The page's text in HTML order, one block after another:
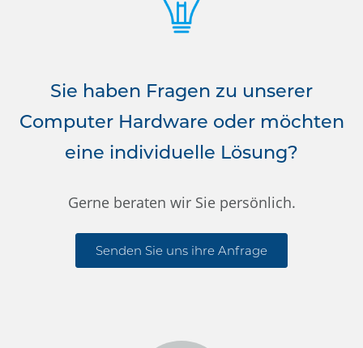
Sie haben Fragen zu unserer
Computer Hardware oder möchten
eine individuelle Lösung?
Gerne beraten wir Sie persönlich.
Senden Sie uns ihre Anfrage